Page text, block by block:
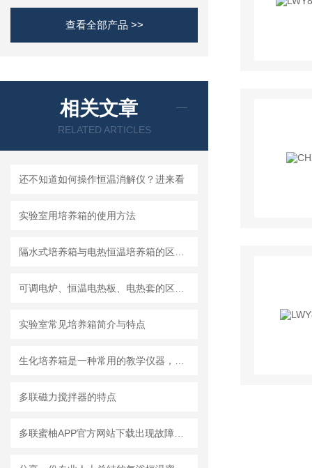
查看全部产品 >>
相关文章
RELATED ARTICLES
还不知道如何操作恒温消解仪？进来看
实验室用培养箱的使用方法
实验室常见培养箱简介与特点
多联磁力搅拌器的特点